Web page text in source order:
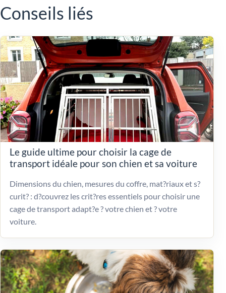
Conseils liés
Le guide ultime pour choisir la cage de
transport idéale pour son chien et sa voiture
Dimensions du chien, mesures du coffre, mat?riaux et s?
curit? : d?couvrez les crit?res essentiels pour choisir une
cage de transport adapt?e ? votre chien et ? votre
voiture.